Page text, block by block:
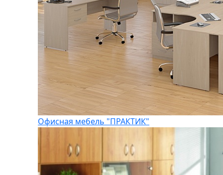
Офисная мебель "ПРАКТИК"